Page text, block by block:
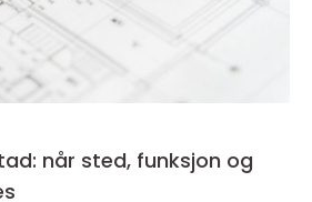
når sted, funksjon og